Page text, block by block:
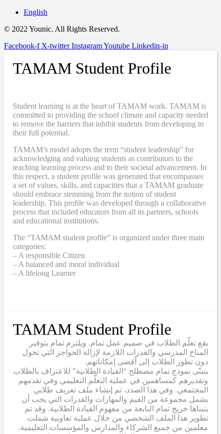
English
© 2022 Younic. All Rights Reserved.
Facebook-f X-twitter InstagramYoutube Linkedin-in
TAMAM Student Profile
Student learning is at the heart of TAMAM work. TAMAM is
committed to providing the school climate and capacity needed
to remove the barriers that inhibit students from developing to
their full potential.
TAMAM’s model adopts the term “student leadership” for
acknowledging and valuing students as contributors to the
teaching learning process and to their societal advancement. In
this respect, a student profile was generated that encompasses
a set of values, skills, and capacities that a TAMAM graduate
should embrace stemming from the notion of student
leadership. This profile was developed through a collaborative
process that included educators from all its partners, schools
and educational institutions.
The “TAMAM student profile” is organized under three main
categories:
– A responsible Citizen
– A balanced and moral individual
– A lifelong Learner
TAMAM Student Profile
يقع تعلّم الطلاب في صميم عمل تمام. ويلتزم تمام بتوفير
المناخ المدرسي والقدرات اللازمة لإزالة الحواجز التي تحول
دون تطور الطلاب إلى أقصى إمكاناتهم.
يتبنّى نموذج تمام مصطلح “القيادة الطلابية” للاعتراف بالطلاب
وتقديرهم كمساهمين في عملية التعلّم التعليمي وفي تقدمهم
المجتمعي. وفي هذا الصدد، تم إنشاء ملف تعريف طلابي
يشمل مجموعة من القيم والمهارات والقدرات التي يجب أن
يتبناها خريج تمام النابعة من مفهوم القيادة الطلابية. وقد تم
تطوير هذا الملف الشخصي من خلال عملية تعاونية شملت
معلمين من جميع الشركاء والمدارس والمؤسسات التعليمية.